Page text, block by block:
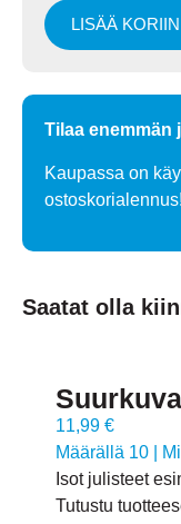
LISÄÄ KORIIN
Tilaa enemmän
Kaupassa on
Saatat olla
11,99 €
Määrällä 10
Isot julisteet
Tutustu